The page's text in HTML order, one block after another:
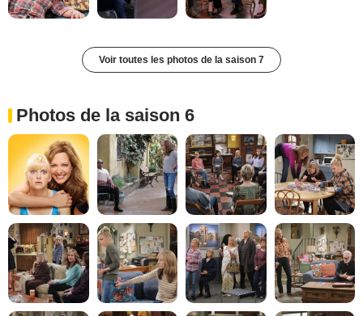
Voir toutes les photos de la saison 7
Photos de la saison 6